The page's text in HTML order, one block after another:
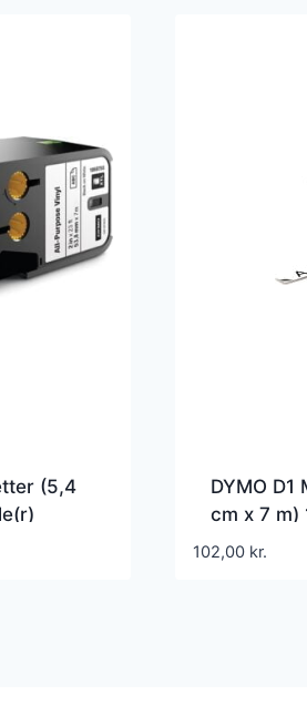
(5,4
DYMO
cm x 7 m)
S0720530
102,00 kr.